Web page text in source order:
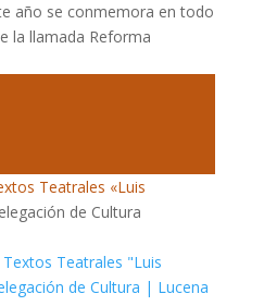
año se conmemora en todo
la llamada Reforma
Teatrales «Luis
de Cultura